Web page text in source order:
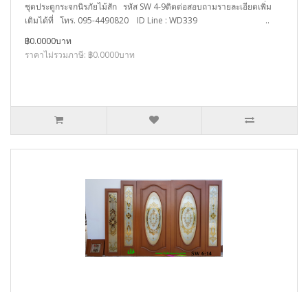
ชุดประตูกระจกนิรภัยไม้สัก รหัส SW 4-9ติดต่อสอบถามรายละเอียดเพิ่ม
เติมได้ที่ โทร. 095-4490820 ID Line : WD339 ..
฿0.0000บาท
ราคาไม่รวมภาษี: ฿0.0000บาท